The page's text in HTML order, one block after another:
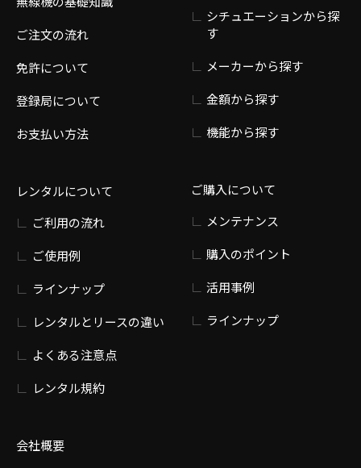
ご注文の流れ
免許について
登録局について
お支払い方法
レンタルについて
ご利用の流れ
ご使用例
ラインナップ
レンタルとリースの違い
よくある注意点
レンタル規約
会社概要
シチュエーションから探
す
メーカーから探す
金額から探す
機能から探す
ご購入について
メンテナンス
購入のポイント
活用事例
ラインナップ